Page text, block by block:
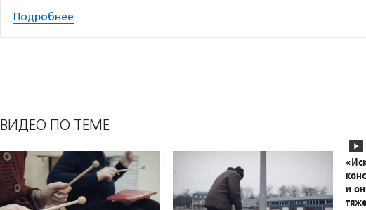
Подробнее
ВИДЕО ПО ТЕМЕ
и